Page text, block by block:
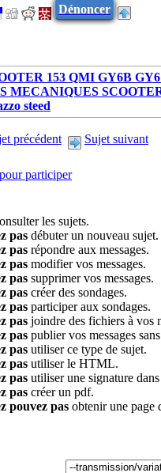
Dénoncer
153 QMI GY6B
MECANIQUES
steed
précédent Sujet suivant
participer
les sujets.
pas débuter un nouveau sujet.
pas répondre aux messages.
pas modifier vos messages.
pas supprimer vos messages.
pas créer des sondages.
pas participer aux sondages.
pas joindre des fichiers à vos
pas publier vos messages
pas utiliser ce type de sujet.
pas utiliser le HTML.
pas utiliser une signature
pas créer un pdf.
pouvez pas obtenir une page